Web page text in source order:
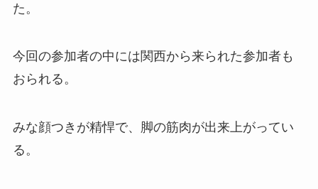
た。
今回の参加者の中には関西から来られた参加者も
おられる。
みな顔つきが精悍で、脚の筋肉が出来上がってい
る。